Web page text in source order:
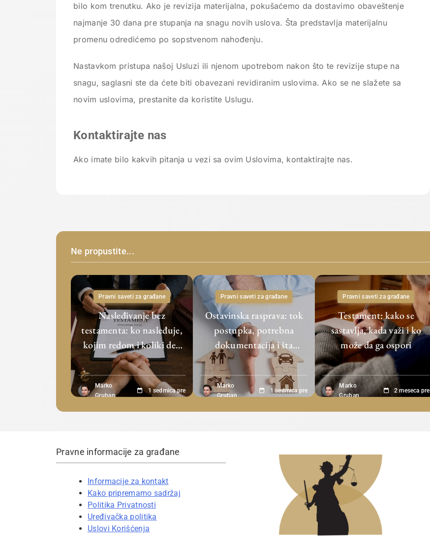
bilo kom trenutku. Ako je revizija materijalna, pokušaćemo da dostavimo obaveštenje
najmanje 30 dana pre stupanja na snagu novih uslova. Šta predstavlja materijalnu
promenu odredićemo po sopstvenom nahođenju.
Nastavkom pristupa našoj Usluzi ili njenom upotrebom nakon što te revizije stupe na
snagu, saglasni ste da ćete biti obavezani revidiranim uslovima. Ako se ne slažete sa
novim uslovima, prestanite da koristite Uslugu.
Kontaktirajte nas
Ako imate bilo kakvih pitanja u vezi sa ovim Uslovima, kontaktirajte nas.
Ne propustite...
Pravni saveti za građane
Nasleđivanje bez
testamenta: ko nasleđuje,
kojim redom i koliki deo
pripada
Marko
Gruban
1 sedmica pre
Pravni saveti za građane
Ostavinska rasprava: tok
postupka, potrebna
dokumentacija i šta
možete da očekujete
Marko
Gruban
1 sedmica pre
Pravni saveti za građane
Testament: kako se
sastavlja, kada važi i ko
može da ga ospori
Marko
Gruban
2 meseca pre
Pravne informacije za građane
Informacije za kontakt
Kako pripremamo sadržaj
Politika Privatnosti
Uređivačka politika
Uslovi Korišćenja